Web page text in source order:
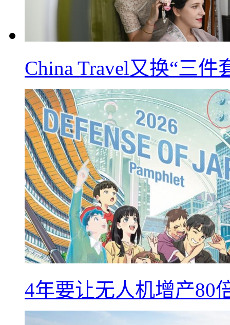
China Travel又换“三
4年要让无人机增产80